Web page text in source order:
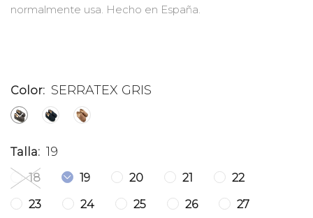
normalmente usa. Hecho en España.
Color: SERRATEX GRIS
Talla: 19
18 19 20 21
22
23
24 25 26
27